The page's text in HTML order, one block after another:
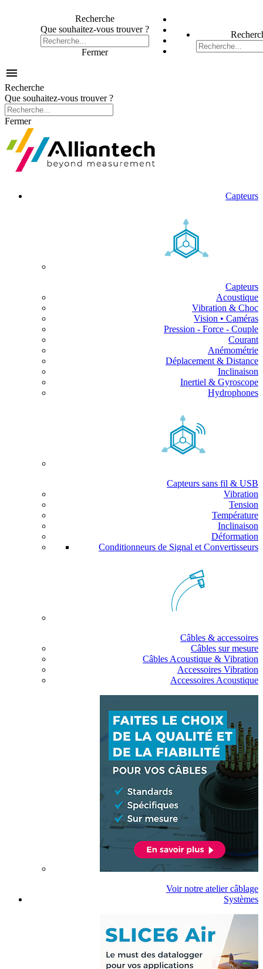
Recherche
Que souhaitez-vous trouver ?
Fermer

Recherche
Que souhaitez-vous trouver ?
Fermer
Capteurs
Capteurs
Acoustique
Vibration & Choc
Vision • Caméras
Pression - Force - Couple
Courant
Anémométrie
Déplacement & Distance
Inclinaison
Inertiel & Gyroscope
Hydrophones
Capteurs sans fil & USB
Vibration
Tension
Température
Inclinaison
Déformation
Conditionneurs de Signal et Convertisseurs
Câbles & accessoires
Câbles sur mesure
Câbles Acoustique & Vibration
Accessoires Vibration
Accessoires Acoustique
Voir notre atelier câblage
Systèmes